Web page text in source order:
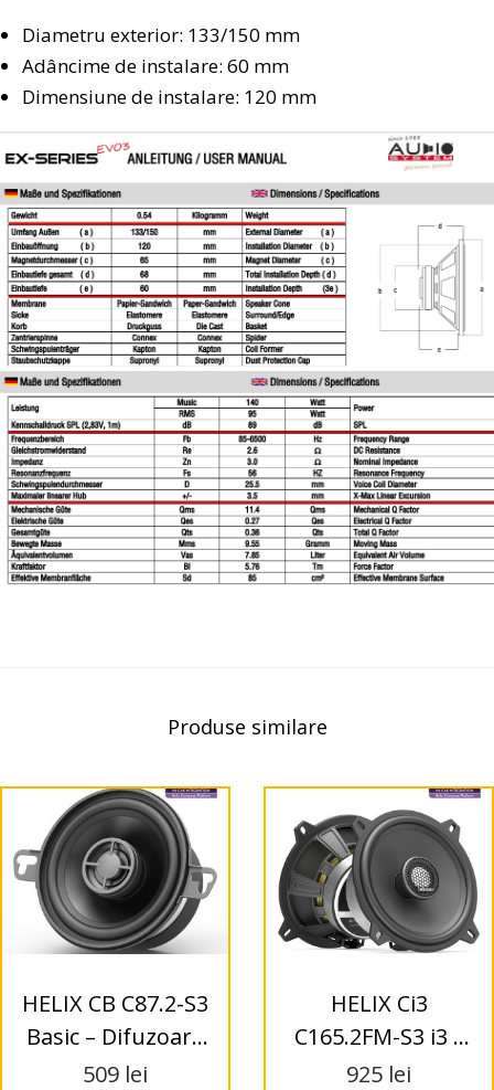
Diametru exterior: 133/150 mm
Adâncime de instalare: 60 mm
Dimensiune de instalare: 120 mm
Produse similare
HELIX CB C87.2-S3
Basic – Difuzoare
Coaxial 87mm – 2-
509 lei
HELIX Ci3
C165.2FM-S3 i3 –
Difuzoare Coaxial
925 lei